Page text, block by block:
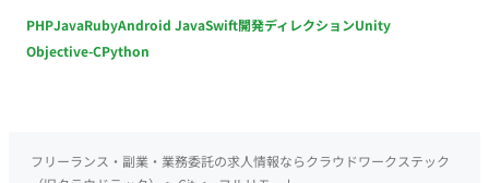
PHPJavaRubyAndroid JavaSwift開発ディレクションUnity
Objective-CPython
フリーランス・副業・業務委託の求人情報ならクラウドワークステック